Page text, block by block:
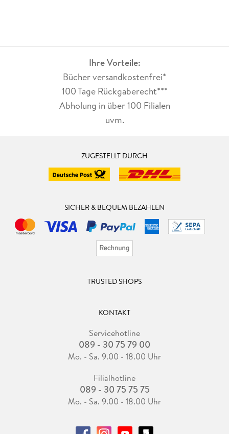
Ihre Vorteile:
Bücher versandkostenfrei*
100 Tage Rückgaberecht***
Abholung in über 100 Filialen
uvm.
ZUGESTELLT DURCH
SICHER & BEQUEM BEZAHLEN
TRUSTED SHOPS
KONTAKT
Servicehotline
089 - 30 75 79 00
Mo. - Sa. 9.00 - 18.00 Uhr
Filialhotline
089 - 30 75 75 75
Mo. - Sa. 9.00 - 18.00 Uhr